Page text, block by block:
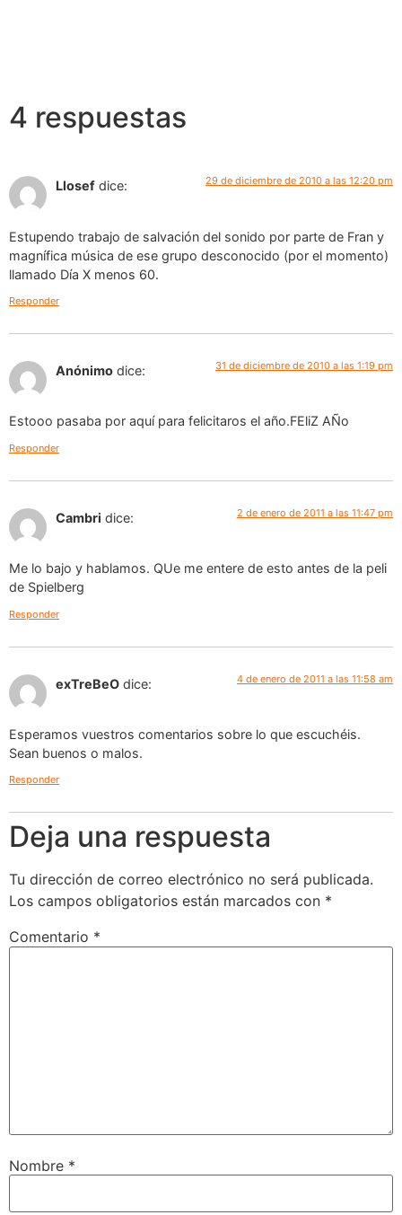
4 respuestas
Llosef dice: 29 de diciembre de 2010 a las 12:20 pm
Estupendo trabajo de salvación del sonido por parte de Fran y
magnífica música de ese grupo desconocido (por el momento)
llamado Día X menos 60.
Responder
Anónimo dice: 31 de diciembre de 2010 a las 1:19 pm
Estooo pasaba por aquí para felicitaros el año.FEliZ AÑo
Responder
Cambri dice: 2 de enero de 2011 a las 11:47 pm
Me lo bajo y hablamos. QUe me entere de esto antes de la peli
de Spielberg
Responder
exTreBeO dice: 4 de enero de 2011 a las 11:58 am
Esperamos vuestros comentarios sobre lo que escuchéis.
Sean buenos o malos.
Responder
Deja una respuesta
Tu dirección de correo electrónico no será publicada.
Los campos obligatorios están marcados con *
Comentario *
Nombre *